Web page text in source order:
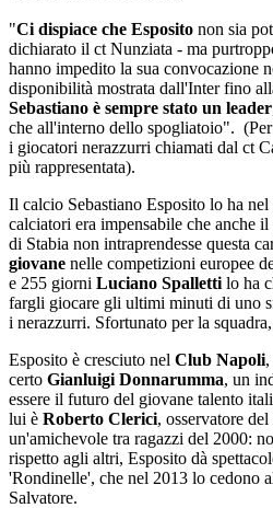
"Ci dispiace che Esposito non sia
dichiarato il ct Nunziata - ma
hanno impedito la sua convocazione
disponibilità mostrata dall'Inter fino
Sebastiano è sempre stato un leader
che all'interno dello spogliatoio".
i giocatori nerazzurri chiamati dal ct
più rappresentata).
Il calcio Sebastiano Esposito lo ha
calciatori era impensabile che anche
di Stabia non intraprendesse questa
giovane nelle competizioni europee
e 255 giorni Luciano Spalletti lo ha
fargli giocare gli ultimi minuti di uno
i nerazzurri. Sfortunato per la
Esposito è cresciuto nel Club Napoli
certo Gianluigi Donnarumma, un
essere il futuro del giovane talento
lui è Roberto Clerici, osservatore del
un'amichevole tra ragazzi del 2000:
rispetto agli altri, Esposito dà
'Rondinelle', che nel 2013 lo cedono
Salvatore.